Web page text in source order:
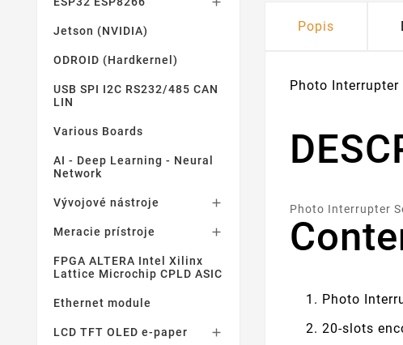
Jetson (NVIDIA)
ODROID (Hardkernel)
USB SPI I2C RS232/485 CAN
LIN
Various Boards
AI - Deep Learning - Neural
Network
Vývojové nástroje 
Meracie prístroje 
FPGA ALTERA Intel Xilinx
Lattice Microchip CPLD ASIC
Ethernet module
LCD TFT OLED e-paper 
Popis
Photo Interrupter
Photo Interrupter
Photo
20-slots